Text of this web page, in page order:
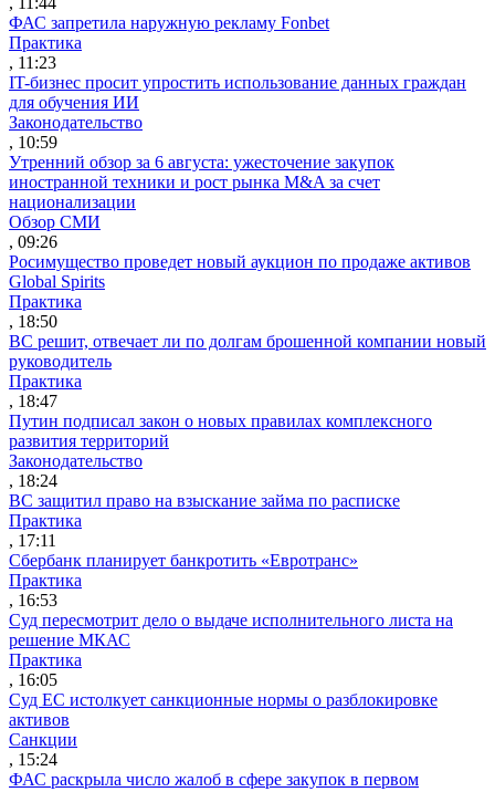
ФАС запретила наружную рекламу Fonbet
Практика
, 11:23
IT-бизнес просит упростить использование данных граждан
для обучения ИИ
Законодательство
, 10:59
Утренний обзор за 6 августа: ужесточение закупок
иностранной техники и рост рынка M&A за счет
национализации
Обзор СМИ
, 09:26
Росимущество проведет новый аукцион по продаже активов
Global Spirits
Практика
, 18:50
ВС решит, отвечает ли по долгам брошенной компании новый
руководитель
Практика
, 18:47
Путин подписал закон о новых правилах комплексного
развития территорий
Законодательство
, 18:24
ВС защитил право на взыскание займа по расписке
Практика
, 17:11
Сбербанк планирует банкротить «Евротранс»
Практика
, 16:53
Суд пересмотрит дело о выдаче исполнительного листа на
решение МКАС
Практика
, 16:05
Суд ЕС истолкует санкционные нормы о разблокировке
активов
Санкции
, 15:24
ФАС раскрыла число жалоб в сфере закупок в первом